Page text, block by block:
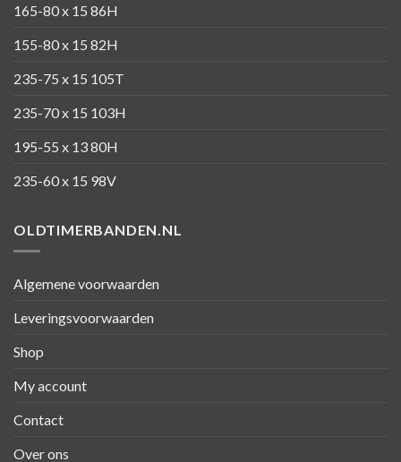
165-80 x 15 86H
155-80 x 15 82H
235-75 x 15 105T
235-70 x 15 103H
195-55 x 13 80H
235-60 x 15 98V
OLDTIMERBANDEN.NL
Algemene voorwaarden
Leveringsvoorwaarden
Shop
My account
Contact
Over ons